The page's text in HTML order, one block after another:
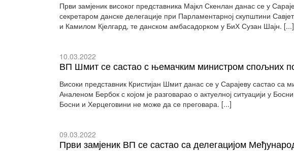
Први замјеник високог представника Мајкл Скенлан данас се у
секретаром данске делегације при Парламентарној скупштини
и Камилом Кјелгард, те данском амбасадорком у БиХ Сузан Шајн. [...]
10.03.2022
ВП Шмит се састао с њемачким министром спољних
Високи представник Кристијан Шмит данас се у Сарајеву састао
Аналеном Бербок с којом је разговарао о актуелној ситуацији у
Босни и Херцеговини не може да се преговара. [...]
09.03.2022
Први замјеник ВП се састао са делегацијом